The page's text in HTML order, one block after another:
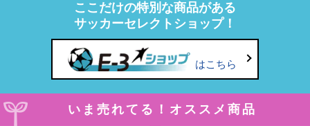
ここだけの特別な商品がある
サッカーセレクトショップ！
はこちら
いま売れてる！オススメ商品